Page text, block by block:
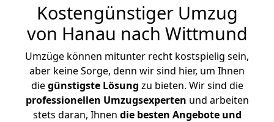
Kostengünstiger Umzug
von Hanau nach Wittmund
Umzüge können mitunter recht kostspielig sein,
aber keine Sorge, denn wir sind hier, um Ihnen
diegünstigste Lösung zu bieten. Wir sind die
professionellen Umzugsexperten und arbeiten
stets daran, Ihnen die besten Angebote und